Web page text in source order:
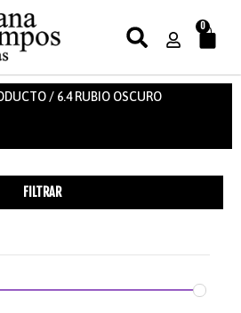
0
/ 6.4 RUBIO OSCURO
FILTRAR